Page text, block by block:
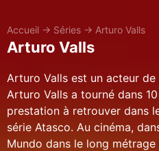
Accueil → Séries → Arturo Valls
Arturo Valls
Arturo Valls est un acteur de
Arturo Valls a tourné dans
prestation à retrouver dans
série Atasco. Au cinéma,
Mundo dans le long